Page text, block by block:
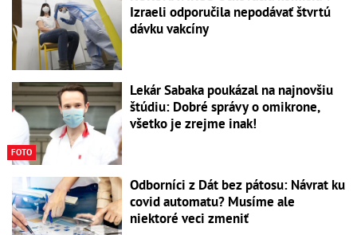
Izraeli odporučila nepodávať štvrtú
dávku vakcíny
FOTO
Lekár Sabaka poukázal na najnovšiu
štúdiu: Dobré správy o omikrone,
všetko je zrejme inak!
Odborníci z Dát bez pátosu: Návrat ku
covid automatu? Musíme ale
niektoré veci zmeniť